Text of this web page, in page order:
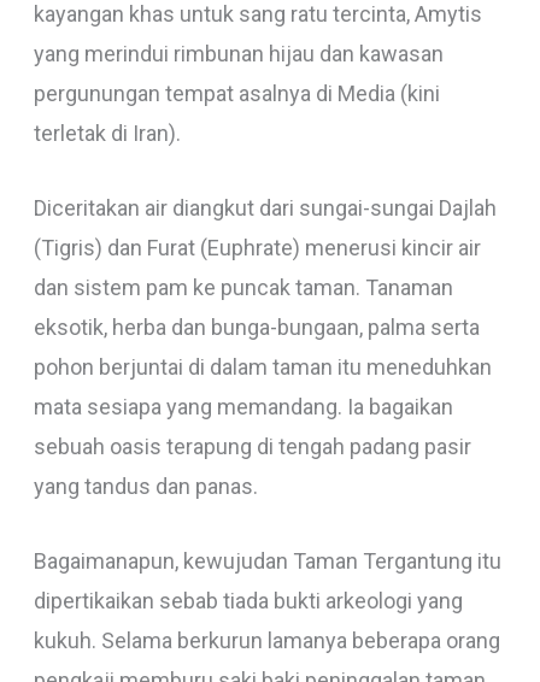
kayangan khas untuk sang ratu tercinta, Amytis
yang merindui rimbunan hijau dan kawasan
pergunungan tempat asalnya di Media (kini
terletak di Iran).
Diceritakan air diangkut dari sungai-sungai Dajlah
(Tigris) dan Furat (Euphrate) menerusi kincir air
dan sistem pam ke puncak taman. Tanaman
eksotik, herba dan bunga-bungaan, palma serta
pohon berjuntai di dalam taman itu meneduhkan
mata sesiapa yang memandang. Ia bagaikan
sebuah oasis terapung di tengah padang pasir
yang tandus dan panas.
Bagaimanapun, kewujudan Taman Tergantung itu
dipertikaikan sebab tiada bukti arkeologi yang
kukuh. Selama berkurun lamanya beberapa orang